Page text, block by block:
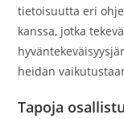
tietoisuutta eri
kanssa, jotka
heidän
Tapoja